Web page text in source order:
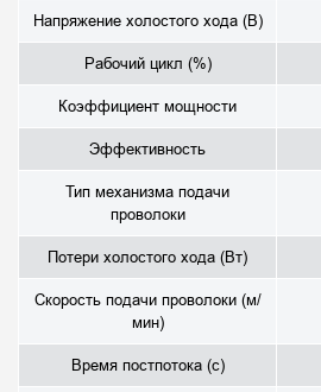
Напряжение холостого хода (В)
Рабочий цикл (%)
Коэффициент мощности
Эффективность
Тип механизма подачи
проволоки
Потери холостого хода (Вт)
Скорость подачи проволоки (м/
мин)
Время постпотока (с)